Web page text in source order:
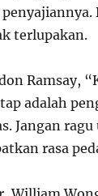
terlupakan.
Ramsay,
adalah
Jangan
rasa